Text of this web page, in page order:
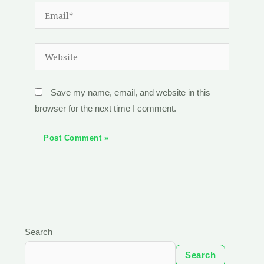
Save my name, email, and website in this
browser for the next time I comment.
Search
Search